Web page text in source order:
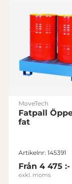
Inställningar
Statistik
Marknadsföring
MoveTech
Fatpall
fat
Artikelnr: 145391
Från 4 475 :-
exkl. moms